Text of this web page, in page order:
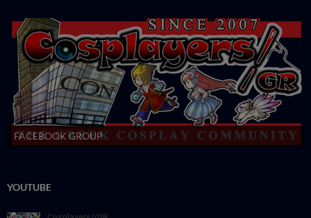
FACEBOOK GROUP
YOUTUBE